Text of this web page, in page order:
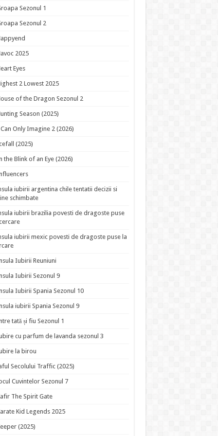
Sezonul 1
Sezonul 2
2025
Eyes
2 Lowest 2025
of the Dragon Sezonul 2
Season (2025)
Only Imagine 2 (2026)
(2025)
the Blink of an Eye (2026)
iubirii argentina chile tentatii decizii si
schimbate
iubirii brazilia povesti de dragoste puse
iubirii mexic povesti de dragoste puse la
Iubirii Reuniuni
Iubirii Sezonul 9
Iubirii Spania Sezonul 10
iubirii Spania Sezonul 9
tată și fiu Sezonul 1
cu parfum de lavanda sezonul 3
la birou
Secolului Traffic (2025)
Cuvintelor Sezonul 7
The Spirit Gate
Kid Legends 2025
(2025)